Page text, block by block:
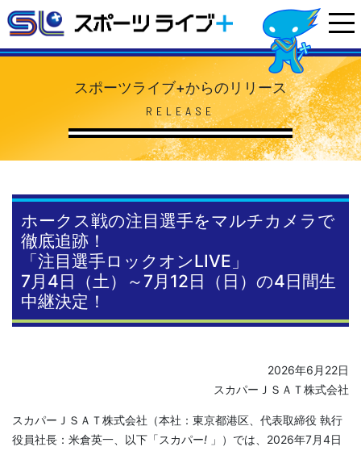
スポーツライブ+からのリリース
RELEASE
ホークス戦の注目選手をマルチカメラで
徹底追跡！
「注目選手ロックオンLIVE」
7月4日（土）～7月12日（日）の4日間生
中継決定！
2026年6月22日
スカパーＪＳＡＴ株式会社
スカパーＪＳＡＴ株式会社（本社：東京都港区、代表取締役 執行
役員社長：米倉英一、以下「スカパー! 」）では、2026年7月4日